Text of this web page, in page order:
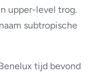
upper-level trog.
subtropische
tijd bevond